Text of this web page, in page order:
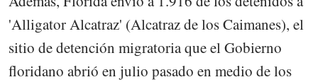
'Alligator Alcatraz' (Alcatraz de los Caimanes), el
sitio de detención migratoria que el Gobierno
floridano abrió en julio pasado en medio de los